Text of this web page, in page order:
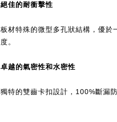
絕佳的耐衝擊性​
板材特殊的微型多孔狀結構，優於
度。
卓越的氣密性和水密性​​
獨特的雙齒卡扣設計，100%斷漏防